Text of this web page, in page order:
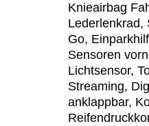
Knieairbag
Lederlenkrad,
Go,
Sensoren
Lichtsensor,
Streaming,
anklappbar,